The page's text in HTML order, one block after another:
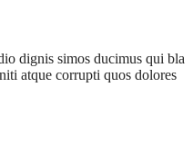
dignis simos ducimus qui bla
atque corrupti quos dolores